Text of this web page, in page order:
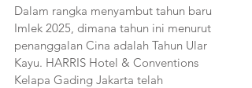
Dalam rangka menyambut tahun baru
Imlek 2025, dimana tahun ini menurut
penanggalan Cina adalah Tahun Ular
Kayu. HARRIS Hotel & Conventions
Kelapa Gading Jakarta telah